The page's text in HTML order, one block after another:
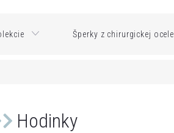
Šperky z chirurgickej ocele
Hodinky